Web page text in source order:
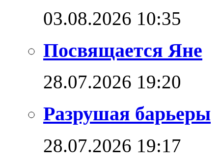
03.08.2026 10:35
Посвящается Яне
28.07.2026 19:20
Разрушая барьеры
28.07.2026 19:17